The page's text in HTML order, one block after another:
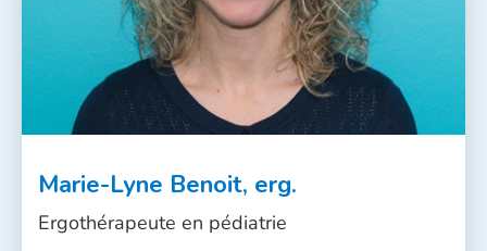
Marie-Lyne Benoit, erg.
Ergothérapeute en pédiatrie